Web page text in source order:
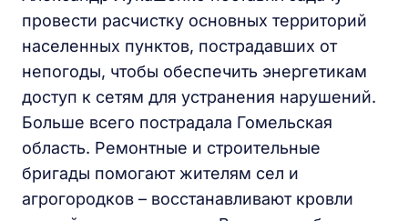
провести расчистку основных территорий
населенных пунктов, пострадавших от
непогоды, чтобы обеспечить энергетикам
доступ к сетям для устранения нарушений.
Больше всего пострадала Гомельская
область. Ремонтные и строительные
бригады помогают жителям сел и
агрогородков – восстанавливают кровли